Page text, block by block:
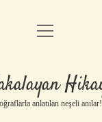
Anasayfa
Yasal Uyarı
menüyü
anlatılan neşeli anılar!